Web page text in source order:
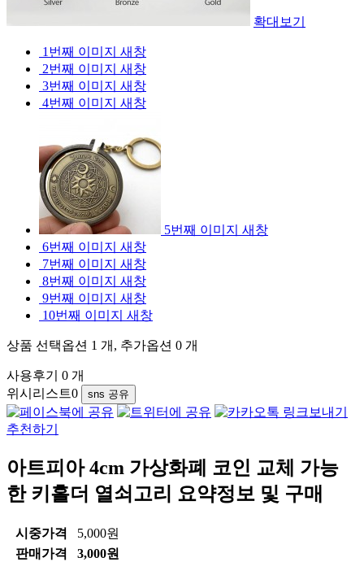
확대보기
1번째 이미지 새창
2번째 이미지 새창
3번째 이미지 새창
4번째 이미지 새창
5번째 이미지 새창
6번째 이미지 새창
7번째 이미지 새창
8번째 이미지 새창
9번째 이미지 새창
10번째 이미지 새창
상품 선택옵션 1 개, 추가옵션 0 개
사용후기 0 개
위시리스트0 sns 공유
추천하기
아트피아 4cm 가상화폐 코인 교체 가능
한 키홀더 열쇠고리 요약정보 및 구매
시중가격
5,000원
판매가격
3,000원